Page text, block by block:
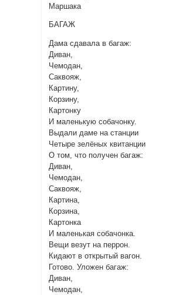
Маршака
БАГАЖ
Дама сдавала в багаж:
Диван,
Чемодан,
Саквояж,
Картину,
Корзину,
Картонку
И маленькую собачонку.
Выдали даме на станции
Четыре зелёных квитанции
О том, что получен багаж:
Диван,
Чемодан,
Саквояж,
Картина,
Корзина,
Картонка
И маленькая собачонка.
Вещи везут на перрон.
Кидают в открытый вагон.
Готово. Уложен багаж:
Диван,
Чемодан,